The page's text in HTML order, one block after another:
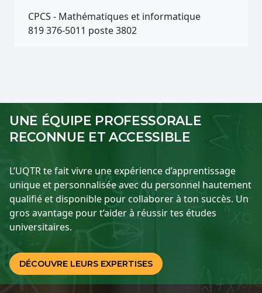
CPCS - Mathématiques et informatique
819 376-5011 poste 3802
UNE ÉQUIPE PROFESSORALE
RECONNUE ET ACCESSIBLE
L’UQTR te fait vivre une expérience d’apprentissage
unique et personnalisée avec du personnel hautement
qualifié et disponible pour collaborer à ton succès. Un
gros avantage pour t’aider à réussir tes études
universitaires.
DÉCOUVRE LEURS EXPERTISES